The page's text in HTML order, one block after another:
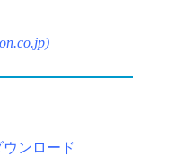
ウンロード